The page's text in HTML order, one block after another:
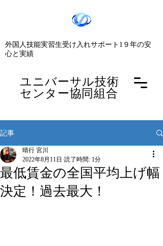
​ユニバーサル技術
センター協同組合
​外国人技能実習生受け入れサポート1９年の安
心と実績
記事
最低賃金の全国平均上げ幅
決定！過去最大！
晴行 宮川
2022年8月11日 読了時間: 1分